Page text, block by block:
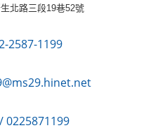
北路三段19巷52號
2587-1199
0225871199